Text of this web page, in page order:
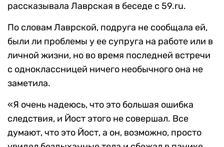
рассказывала Лаврская в беседе с 59.ru.
По словам Лаврской, подруга не сообщала ей,
были ли проблемы у ее супруга на работе или в
личной жизни, но во время последней встречи
с одноклассницей ничего необычного она не
заметила.
«Я очень надеюсь, что это большая ошибка
следствия, и Йост этого не совершал. Все
думают, что это Йост, а он, возможно, просто